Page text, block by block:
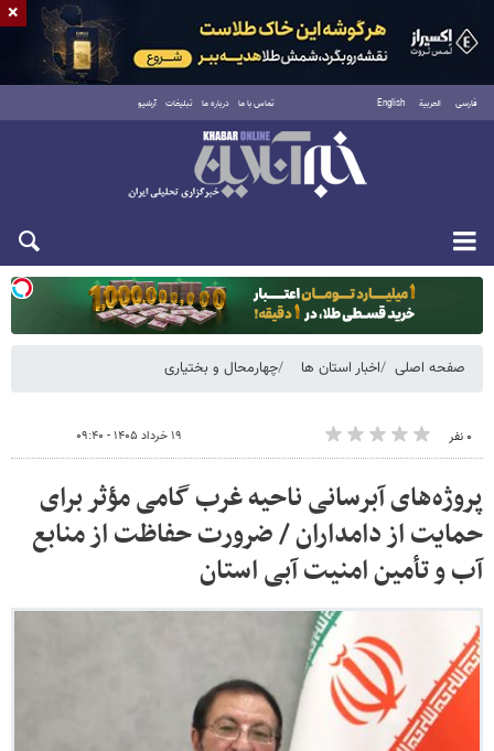
فارسی العربية English تماس با ما درباره ما تبلیغات آرشیو
دوشنبه ۱۹ مرداد ۱۴۰۵
صفحه اصلی اخبار استان ها چهارمحال و بختیاری
۰ نفر ۱۹ خرداد ۱۴۰۵ - ۰۹:۴۰
پروژه‌های آبرسانی ناحیه غرب گامی مؤثر برای
حمایت از دامداران / ضرورت حفاظت از منابع
آب و تأمین امنیت آبی استان
×